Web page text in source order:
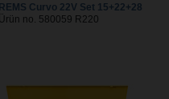
REMS Curvo 22V Set 15+22+28
Ürün no. 580059 R220